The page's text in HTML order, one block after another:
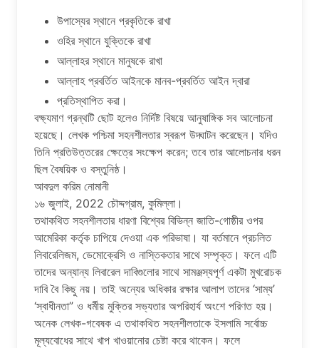
উপাস্যের স্থানে প্রকৃতিকে রাখা
ওহির স্থানে যুক্তিকে রাখা
আল্লাহর স্থানে মানুষকে রাখা
আল্লাহ প্রবর্তিত আইনকে মানব-প্রবর্তিত আইন দ্বারা
প্রতিস্থাপিত করা।
বক্ষ্যমাণ গ্রন্থটি ছোট হলেও নির্দিষ্ট বিষয়ে আনুষাঙ্গিক সব আলোচনা
হয়েছে। লেখক পশ্চিমা সহনশীলতার স্বরূপ উদ্ঘাটন করেছেন। যদিও
তিনি প্রতিউত্তরের ক্ষেত্রে সংক্ষেপ করেন; তবে তার আলোচনার ধরন
ছিল বৈষয়িক ও বস্তুনিষ্ঠ।
আবদুল করিম নোমানী
১৬ জুলাই, 2022 চৌদ্দগ্রাম, কুমিল্লা।
তথাকথিত সহনশীলতার ধারণা বিশ্বের বিভিন্ন জাতি-গোষ্ঠীর ওপর
আমেরিকা কর্তৃক চাপিয়ে দেওয়া এক পরিভাষা। যা বর্তমানে প্রচলিত
লিবারেলিজম, ডেমোক্রেসি ও নাস্তিকতার সাথে সম্পৃক্ত। ফলে এটি
তাদের অন্যান্য লিবারেল দাবিগুলোর সাথে সামঞ্জস্যপূর্ণ একটা মুখরোচক
দাবি বৈ কিছু নয়। তাই অন্যের অধিকার রক্ষার আলাপ তাদের ‘সাম্য’
‘স্বাধীনতা” ও ধর্মীয় মুক্তির সভ্যতার অপরিহার্য অংশে পরিণত হয়।
অনেক লেখক-গবেষক এ তথাকথিত সহনশীলতাকে ইসলামি সর্বোচ্চ
মূল্যবোধের সাথে খাপ খাওয়ানোর চেষ্টা করে থাকেন। ফলে